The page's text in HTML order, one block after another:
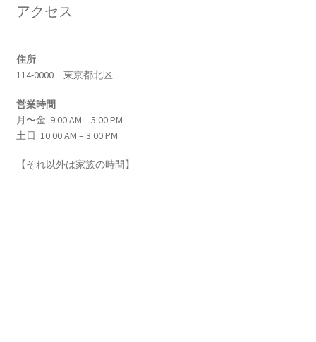
れ法則を確立】
【抵抗値の単位｜オームの法則：E=RI】
アクセス
住所
114-0000 東京都北区
営業時間
月〜金: 9:00 AM – 5:00 PM
土日: 10:00 AM – 3:00 PM
【それ以外は家族の時間】